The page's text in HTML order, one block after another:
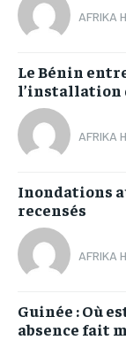
AFRIKA
Le Bénin
l’installation
AFRIKA
Inondations
recensés
AFRIKA
Guinée : Où
absence fait